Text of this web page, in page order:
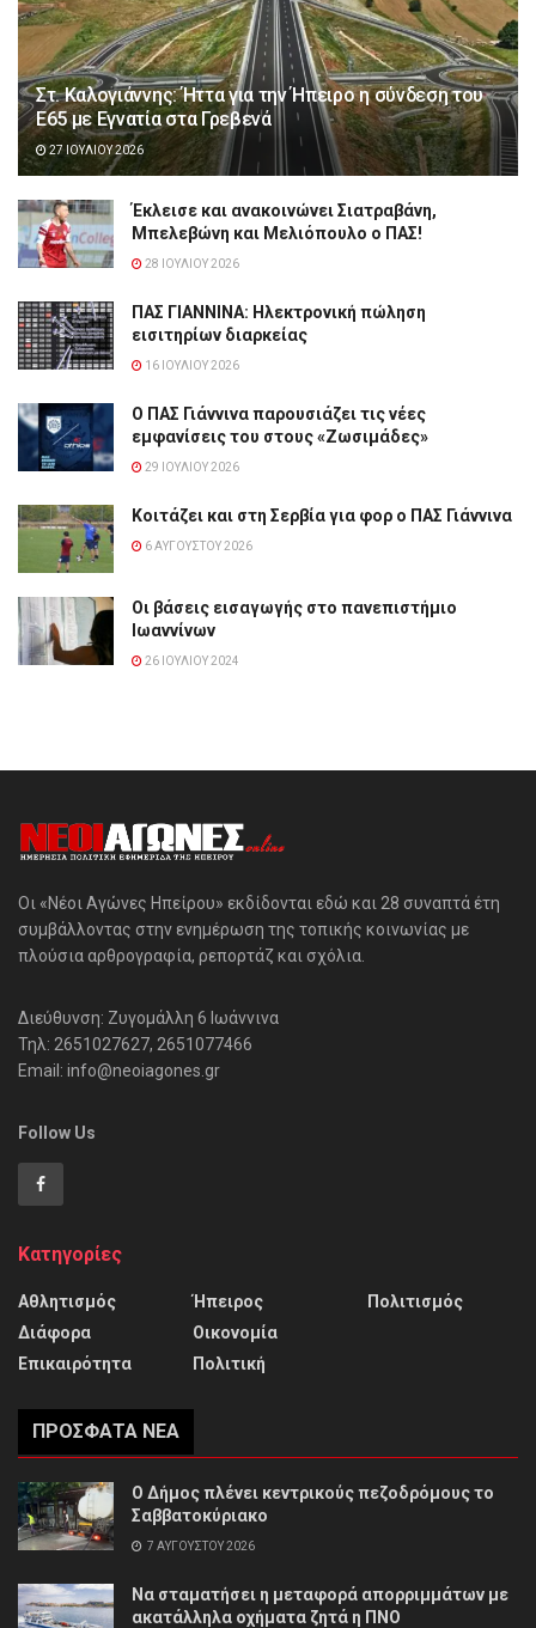
Στ. Καλογιάννης: Ήττα για την Ήπειρο η σύνδεση του
Ε65 με Εγνατία στα Γρεβενά
27 ΙΟΥΛΊΟΥ 2026
Έκλεισε και ανακοινώνει Σιατραβάνη,
Μπελεβώνη και Μελιόπουλο ο ΠΑΣ!
28 ΙΟΥΛΊΟΥ 2026
ΠΑΣ ΓΙΑΝΝΙΝΑ: Hλεκτρονική πώληση
εισιτηρίων διαρκείας
16 ΙΟΥΛΊΟΥ 2026
Ο ΠΑΣ Γιάννινα παρουσιάζει τις νέες
εμφανίσεις του στους «Ζωσιμάδες»
29 ΙΟΥΛΊΟΥ 2026
Κοιτάζει και στη Σερβία για φορ ο ΠΑΣ Γιάννινα
6 ΑΥΓΟΎΣΤΟΥ 2026
Οι βάσεις εισαγωγής στο πανεπιστήμιο
Ιωαννίνων
26 ΙΟΥΛΊΟΥ 2024
Οι «Νέοι Αγώνες Ηπείρου» εκδίδονται εδώ και 28 συναπτά έτη
συμβάλλοντας στην ενημέρωση της τοπικής κοινωνίας με
πλούσια αρθρογραφία, ρεπορτάζ και σχόλια.
Διεύθυνση: Ζυγομάλλη 6 Ιωάννινα
Τηλ: 2651027627, 2651077466
Email: info@neoiagones.gr
Follow Us
Κατηγορίες
Αθλητισμός
Διάφορα
Επικαιρότητα
Ήπειρος
Οικονομία
Πολιτική
Πολιτισμός
ΠΡΌΣΦΑΤΑ ΝΈΑ
Ο Δήμος πλένει κεντρικούς πεζοδρόμους το
Σαββατοκύριακο
7 ΑΥΓΟΎΣΤΟΥ 2026
Να σταματήσει η μεταφορά απορριμμάτων με
ακατάλληλα οχήματα ζητά η ΠΝΟ